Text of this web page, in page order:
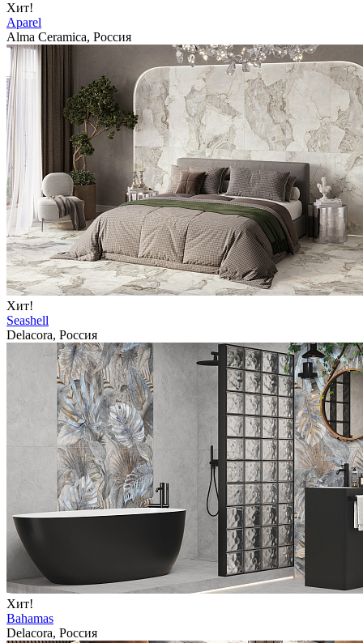
Хит!
Aparel
Alma Ceramica, Россия
Хит!
Seashell
Delacora, Россия
Хит!
Bahamas
Delacora, Россия